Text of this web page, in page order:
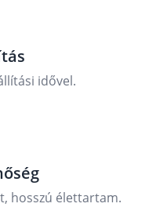
idővel.
hosszú élettartam.